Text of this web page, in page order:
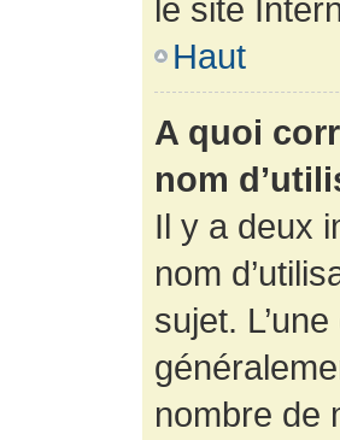
le site
Haut
A quoi
nom
Il y a deux
nom
sujet.
nombre de